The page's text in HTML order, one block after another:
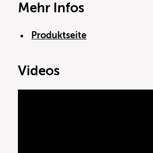
Mehr Infos
Produktseite
Videos